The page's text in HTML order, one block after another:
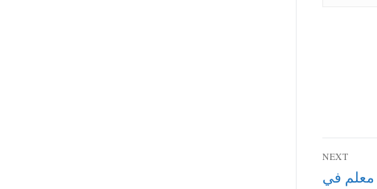
NEXT
وزير التعليم : موعد اعلان نتيجة مسابقة 30 الف معلم‎ في